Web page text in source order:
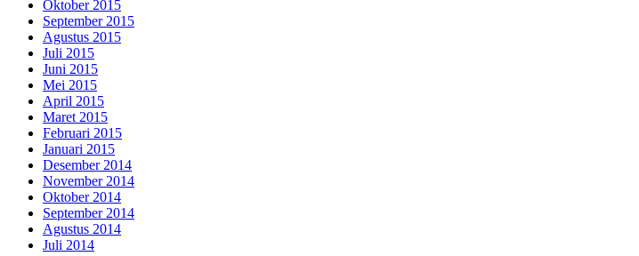
Oktober 2015
September 2015
Agustus 2015
Juli 2015
Juni 2015
Mei 2015
April 2015
Maret 2015
Februari 2015
Januari 2015
Desember 2014
November 2014
Oktober 2014
September 2014
Agustus 2014
Juli 2014